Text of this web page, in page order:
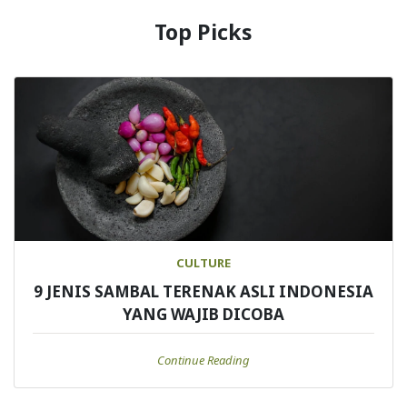
Top Picks
CULTURE
9 JENIS SAMBAL TERENAK ASLI INDONESIA
YANG WAJIB DICOBA
Continue Reading